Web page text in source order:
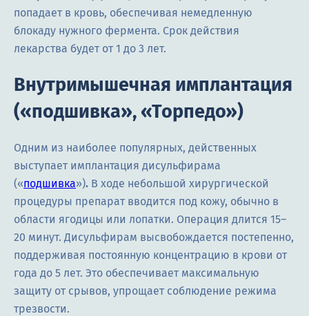
попадает в кровь, обеспечивая немедленную
блокаду нужного фермента. Срок действия
лекарства будет от 1 до 3 лет.
Внутримышечная имплантация
(«подшивка», «Торпедо»)
Одним из наиболее популярных, действенных
выступает имплантация дисульфирама
(«подшивка»). В ходе небольшой хирургической
процедуры препарат вводится под кожу, обычно в
области ягодицы или лопатки. Операция длится 15–
20 минут. Дисульфирам высвобождается постепенно,
поддерживая постоянную концентрацию в крови от
года до 5 лет. Это обеспечивает максимальную
защиту от срывов, упрощает соблюдение режима
трезвости.